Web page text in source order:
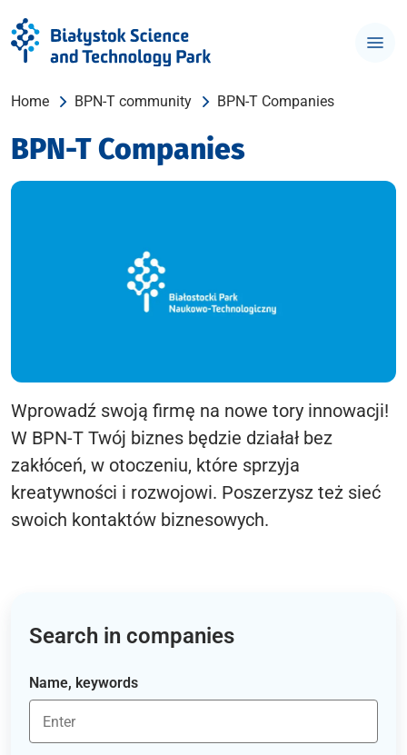
Home BPN-T community BPN-T Companies
BPN-T Companies
Wprowadź swoją firmę na nowe tory innowacji!
W BPN-T Twój biznes będzie działał bez
zakłóceń, w otoczeniu, które sprzyja
kreatywności i rozwojowi. Poszerzysz też sieć
swoich kontaktów biznesowych.
Search in companies
Name, keywords